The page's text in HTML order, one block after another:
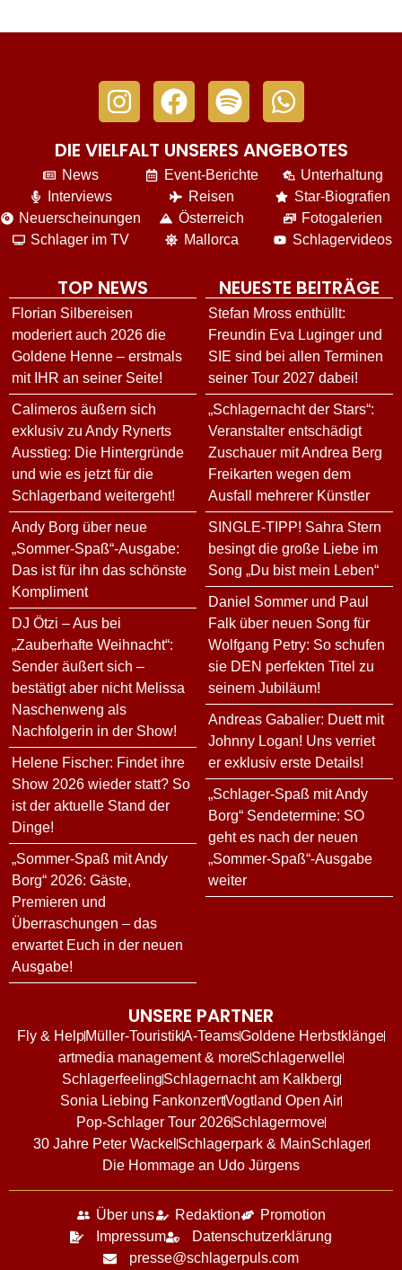
DIE VIELFALT UNSERES ANGEBOTES
News
Interviews
Neuerscheinungen
Schlager im TV
Event-Berichte
Reisen
Österreich
Mallorca
Unterhaltung
Star-Biografien
Fotogalerien
Schlagervideos
TOP NEWS
Florian Silbereisen
moderiert auch 2026 die
Goldene Henne – erstmals
mit IHR an seiner Seite!
Calimeros äußern sich
exklusiv zu Andy Rynerts
Ausstieg: Die Hintergründe
und wie es jetzt für die
Schlagerband weitergeht!
Andy Borg über neue
„Sommer-Spaß“-Ausgabe:
Das ist für ihn das schönste
Kompliment
DJ Ötzi – Aus bei
„Zauberhafte Weihnacht“:
Sender äußert sich –
bestätigt aber nicht Melissa
Naschenweng als
Nachfolgerin in der Show!
Helene Fischer: Findet ihre
Show 2026 wieder statt? So
ist der aktuelle Stand der
Dinge!
„Sommer-Spaß mit Andy
Borg“ 2026: Gäste,
Premieren und
Überraschungen – das
erwartet Euch in der neuen
Ausgabe!
NEUESTE BEITRÄGE
Stefan Mross enthüllt:
Freundin Eva Luginger und
SIE sind bei allen Terminen
seiner Tour 2027 dabei!
„Schlagernacht der Stars“:
Veranstalter entschädigt
Zuschauer mit Andrea Berg
Freikarten wegen dem
Ausfall mehrerer Künstler
SINGLE-TIPP! Sahra Stern
besingt die große Liebe im
Song „Du bist mein Leben“
Daniel Sommer und Paul
Falk über neuen Song für
Wolfgang Petry: So schufen
sie DEN perfekten Titel zu
seinem Jubiläum!
Andreas Gabalier: Duett mit
Johnny Logan! Uns verriet
er exklusiv erste Details!
„Schlager-Spaß mit Andy
Borg“ Sendetermine: SO
geht es nach der neuen
„Sommer-Spaß“-Ausgabe
weiter
UNSERE PARTNER
Fly & HelpMüller-TouristikA-TeamsGoldene Herbstklänge
artmedia management & moreSchlagerwelle
SchlagerfeelingSchlagernacht am Kalkberg
Sonia Liebing FankonzertVogtland Open Air
Pop-Schlager Tour 2026Schlagermove
30 Jahre Peter Wackel Schlagerpark & MainSchlager
Die Hommage an Udo Jürgens
Über uns Redaktion
Promotion
Impressum
Datenschutzerklärung
presse@schlagerpuls.com